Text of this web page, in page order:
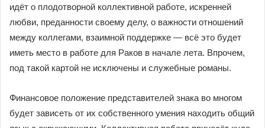
идёт о плодотворной коллективной работе, искренней
любви, преданности своему делу, о важности отношений
между коллегами, взаимной поддержке — всё это будет
иметь место в работе для Раков в начале лета. Впрочем,
под такой картой не исключены и служебные романы.
Финансовое положение представителей знака во многом
будет зависеть от их собственного умения находить общий